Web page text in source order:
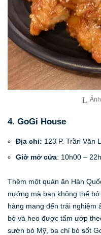
4. GoGi House
Địa chỉ: 123 P. Trần Văn
Giờ mở cửa: 10h00 –
Thêm một quán ăn Hàn
nướng mà bạn không thể
hàng mang đến trải nghiệm
bò và heo được tẩm ướp
sườn bò Mỹ, ba chỉ bò sốt